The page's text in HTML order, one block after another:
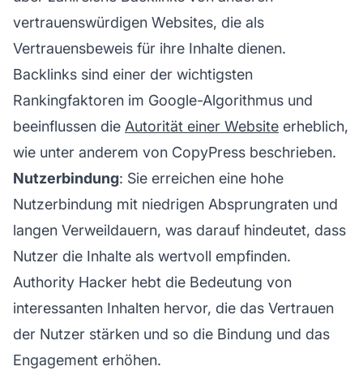
vertrauenswürdigen Websites, die als
Vertrauensbeweis für ihre Inhalte dienen.
Backlinks sind einer der wichtigsten
Rankingfaktoren im Google-Algorithmus und
beeinflussen die Autorität einer Website erheblich,
wie unter anderem von CopyPress beschrieben.
Nutzerbindung: Sie erreichen eine hohe
Nutzerbindung mit niedrigen Absprungraten und
langen Verweildauern, was darauf hindeutet, dass
Nutzer die Inhalte als wertvoll empfinden.
Authority Hacker hebt die Bedeutung von
interessanten Inhalten hervor, die das Vertrauen
der Nutzer stärken und so die Bindung und das
Engagement erhöhen.